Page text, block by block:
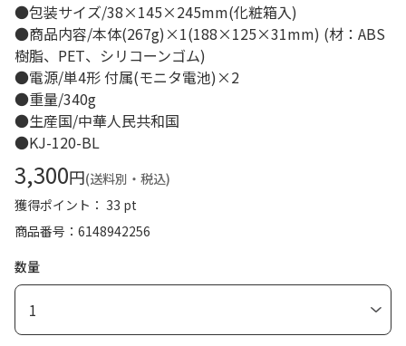
●包装サイズ/38×145×245mm(化粧箱入)
●商品内容/本体(267g)×1(188×125×31mm) (材：ABS
樹脂、PET、シリコーンゴム)
●電源/単4形 付属(モニタ電池)×2
●重量/340g
●生産国/中華人民共和国
●KJ-120-BL
3,300円(送料別・税込)
獲得ポイント： 33 pt
商品番号
6148942256
数量
1